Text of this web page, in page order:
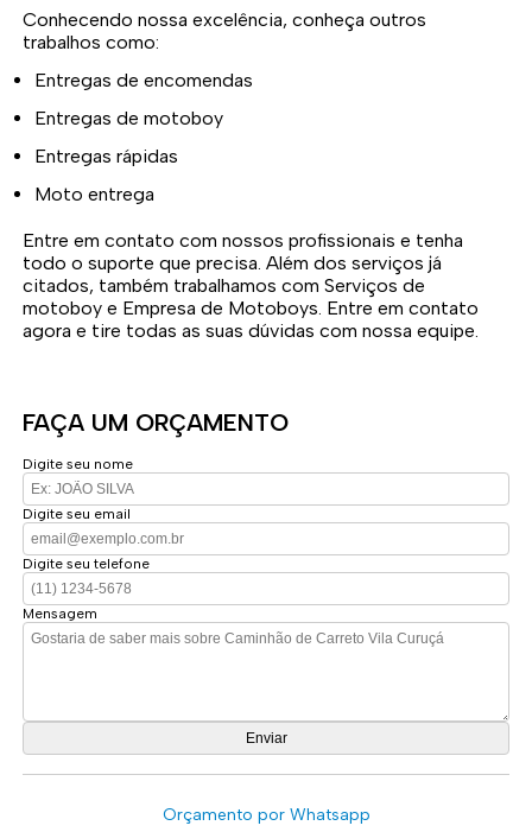
Conhecendo nossa excelência, conheça outros
trabalhos como:
Entregas de encomendas
Entregas de motoboy
Entregas rápidas
Moto entrega
Entre em contato com nossos profissionais e tenha
todo o suporte que precisa. Além dos serviços já
citados, também trabalhamos com Serviços de
motoboy e Empresa de Motoboys. Entre em contato
agora e tire todas as suas dúvidas com nossa equipe.
FAÇA UM ORÇAMENTO
Digite seu nome
Digite seu email
Digite seu telefone
Mensagem
Orçamento por Whatsapp